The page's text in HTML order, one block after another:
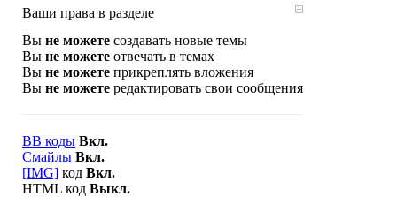
Ваши права в разделе
Вы не можете создавать новые темы
Вы не можете отвечать в темах
Вы не можете прикреплять вложения
Вы не можете редактировать свои сообщения
BB коды Вкл.
Смайлы Вкл.
[IMG] код Вкл.
HTML код Выкл.